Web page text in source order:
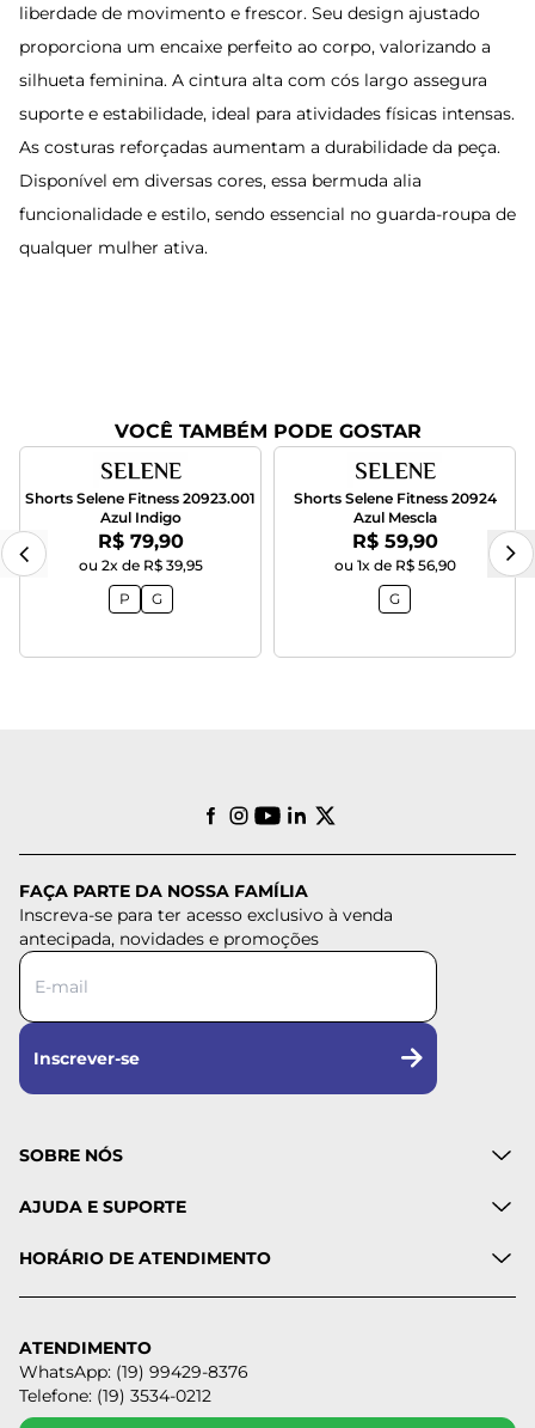
liberdade de movimento e frescor. Seu design ajustado
proporciona um encaixe perfeito ao corpo, valorizando a
silhueta feminina. A cintura alta com cós largo assegura
suporte e estabilidade, ideal para atividades físicas intensas.
As costuras reforçadas aumentam a durabilidade da peça.
Disponível em diversas cores, essa bermuda alia
funcionalidade e estilo, sendo essencial no guarda-roupa de
qualquer mulher ativa.
VOCÊ TAMBÉM PODE GOSTAR
Shorts Selene Fitness 20923.001
Azul Indigo
Por:
R$ 79,90
ou 2x de R$ 39,95
P
G
Shorts Selene Fitness 20924
Azul Mescla
Por:
R$ 59,90
ou 1x de R$ 56,90
G
FAÇA PARTE DA NOSSA FAMÍLIA
Inscreva-se para ter acesso exclusivo à venda
antecipada, novidades e promoções
Inscrever-se
SOBRE NÓS
AJUDA E SUPORTE
HORÁRIO DE ATENDIMENTO
ATENDIMENTO
WhatsApp: (19) 99429-8376
Telefone: (19) 3534-0212